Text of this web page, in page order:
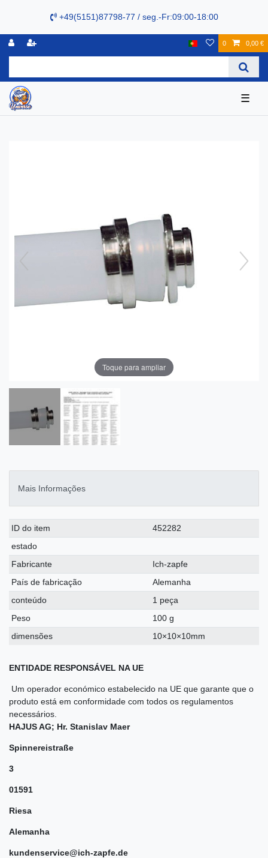
+49(5151)87798-77 / seg.-Fr:09:00-18:00
0 0,00 €
☰
Toque para ampliar
Mais Informações
Ceres::Template.singleItemTechnicalDataAttribute
Ceres::Template.singleItemTechnicalDataValue
ID do item
452282
estado
Fabricante
Ich-zapfe
País de fabricação
Alemanha
conteúdo
1 peça
Peso
100 g
dimensões
10×10×10mm
ENTIDADE RESPONSÁVEL NA UE
Um operador económico estabelecido na UE que garante que o
produto está em conformidade com todos os regulamentos
necessários.
HAJUS AG; Hr. Stanislav Maer
Spinnereistraße
3
01591
Riesa
Alemanha
kundenservice@ich-zapfe.de